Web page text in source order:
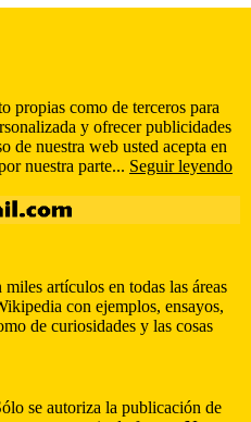
propias como de terceros para
y ofrecer publicidades
de nuestra web usted acepta en
nuestra parte... Seguir leyendo
artículos en todas las áreas
con ejemplos, ensayos,
de curiosidades y las cosas
se autoriza la publicación de